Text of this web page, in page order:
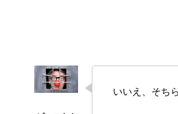
いいえ、そち